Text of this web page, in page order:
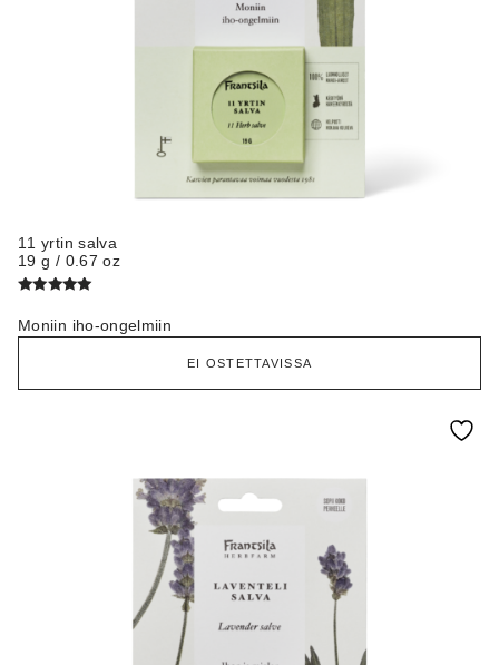
11 yrtin salva
19 g / 0.67 oz
tuotteesta:
5.00/ 5
Moniin iho-ongelmiin
EI OSTETTAVISSA